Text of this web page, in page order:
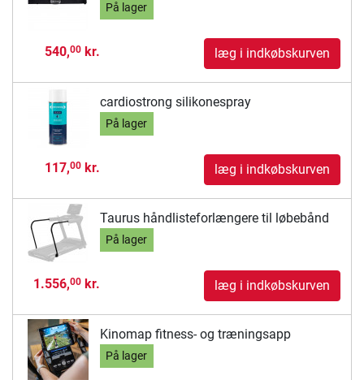
På lager
540,00kr. læg i indkøbskurven
cardiostrong silikonespray
På lager
117,00kr. læg i indkøbskurven
Taurus håndlisteforlængere til løbebånd
På lager
1.556,00kr. læg i indkøbskurven
Kinomap fitness- og træningsapp
På lager